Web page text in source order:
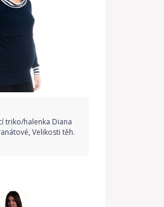
triko/halenka Diana
Velikosti těh.